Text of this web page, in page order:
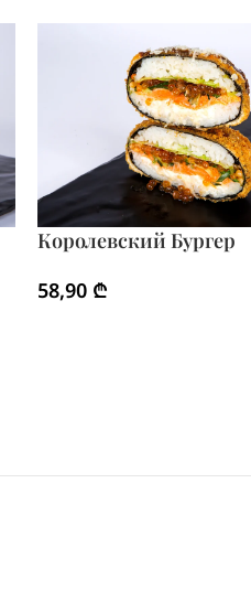
Королевский Бургер
58,90 ₾